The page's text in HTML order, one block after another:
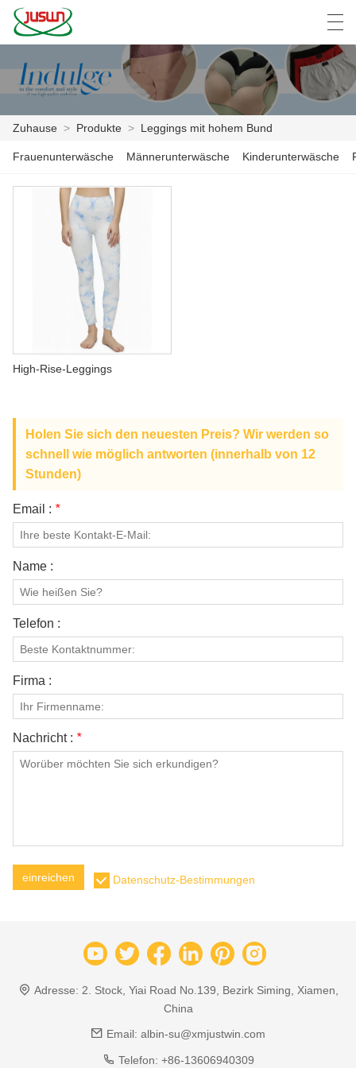
ZUHAUSE
PRODUKTE
NACHRICHTEN
KONTAKTIERE UNS
ÜBER UNS
Deutsch English Español
Zuhause > Produkte > Leggings mit hohem Bund
Frauenunterwäsche Männerunterwäsche Kinderunterwäsche
High-Rise-Leggings
Holen Sie sich den neuesten Preis? Wir werden so
schnell wie möglich antworten (innerhalb von 12
Stunden)
Email : *
Name :
Telefon :
Firma :
Nachricht : *
einreichen Datenschutz-Bestimmungen
Adresse: 2. Stock, Yiai Road No.139, Bezirk Siming, Xiamen,
China
Email: albin-su@xmjustwin.com
Telefon: +86-13606940309